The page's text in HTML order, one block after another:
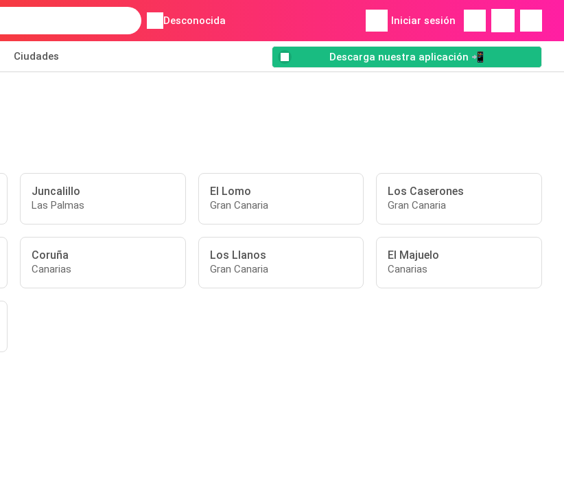
Desconocida Iniciar sesión
Ciudades Descarga nuestra aplicación 📲
Juncalillo
Las Palmas
El Lomo
Gran Canaria
Los Caserones
Gran Canaria
Coruña
Canarias
Los Llanos
Gran Canaria
El Majuelo
Canarias